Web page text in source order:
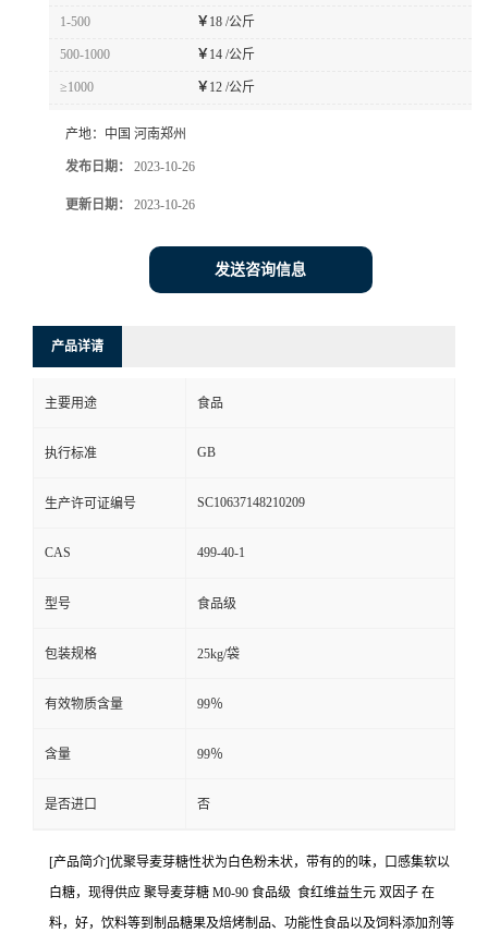
1-500 ￥ 18 /公斤
500-1000 ￥ 14 /公斤
≥1000 ￥ 12 /公斤
产地： 中国 河南郑州
发布日期： 2023-10-26
更新日期： 2023-10-26
发送咨询信息
产品详请
主要用途 食品
执行标准 GB
生产许可证编号 SC10637148210209
CAS 499-40-1
型号 食品级
包装规格 25kg/袋
有效物质含量 99％
含量 99％
是否进口 否
[产品简介]优聚导麦芽糖性状为白色粉未状，带有的的味，口感集软以
白糖，现得供应 聚导麦芽糖 M0-90 食品级 食红维益生元 双因子 在
料，好，饮料等到制品糖果及焙烤制品、功能性食品以及饲料添加剂等